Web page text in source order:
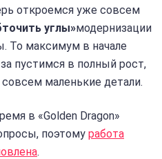
откроемся уже совсем
углы»модернизации
То максимум в начале
пустимся в полный рост,
маленькие детали.
в «Golden Dragon»
поэтому работа
.